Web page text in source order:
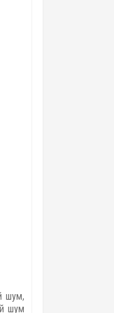
шум,
шум